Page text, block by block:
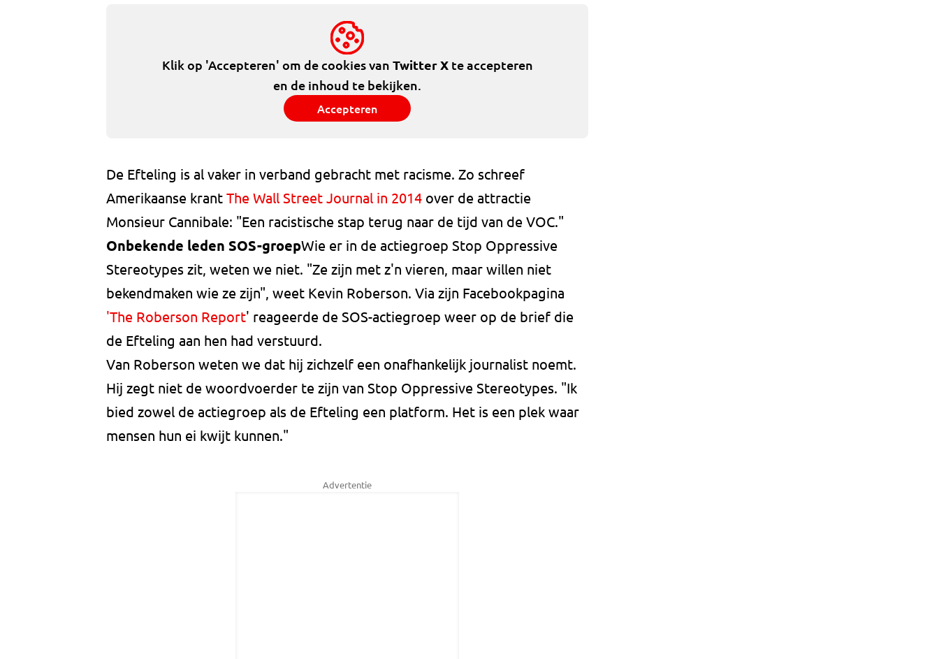
Klik op 'Accepteren' om de cookies van Twitter Xte accepteren
en de inhoud te bekijken.
Accepteren
De Efteling is al vaker in verband gebracht met racisme. Zo schreef
Amerikaanse krant The Wall Street Journal in 2014 over de attractie
Monsieur Cannibale: "Een racistische stap terug naar de tijd van de VOC."
Onbekende leden SOS-groepWie er in de actiegroep Stop Oppressive
Stereotypes zit, weten we niet. "Ze zijn met z'n vieren, maar willen niet
bekendmaken wie ze zijn", weet Kevin Roberson. Via zijn Facebookpagina
'The Roberson Report' reageerde de SOS-actiegroep weer op de brief die
de Efteling aan hen had verstuurd.
Van Roberson weten we dat hij zichzelf een onafhankelijk journalist noemt.
Hij zegt niet de woordvoerder te zijn van Stop Oppressive Stereotypes. "Ik
bied zowel de actiegroep als de Efteling een platform. Het is een plek waar
mensen hun ei kwijt kunnen."
Advertentie